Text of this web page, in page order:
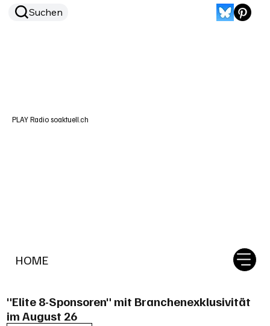
HOME
Suchen
PLAY Radio soaktuell.ch
"Elite 8-Sponsoren" mit Branchenexklusivität
im August 26